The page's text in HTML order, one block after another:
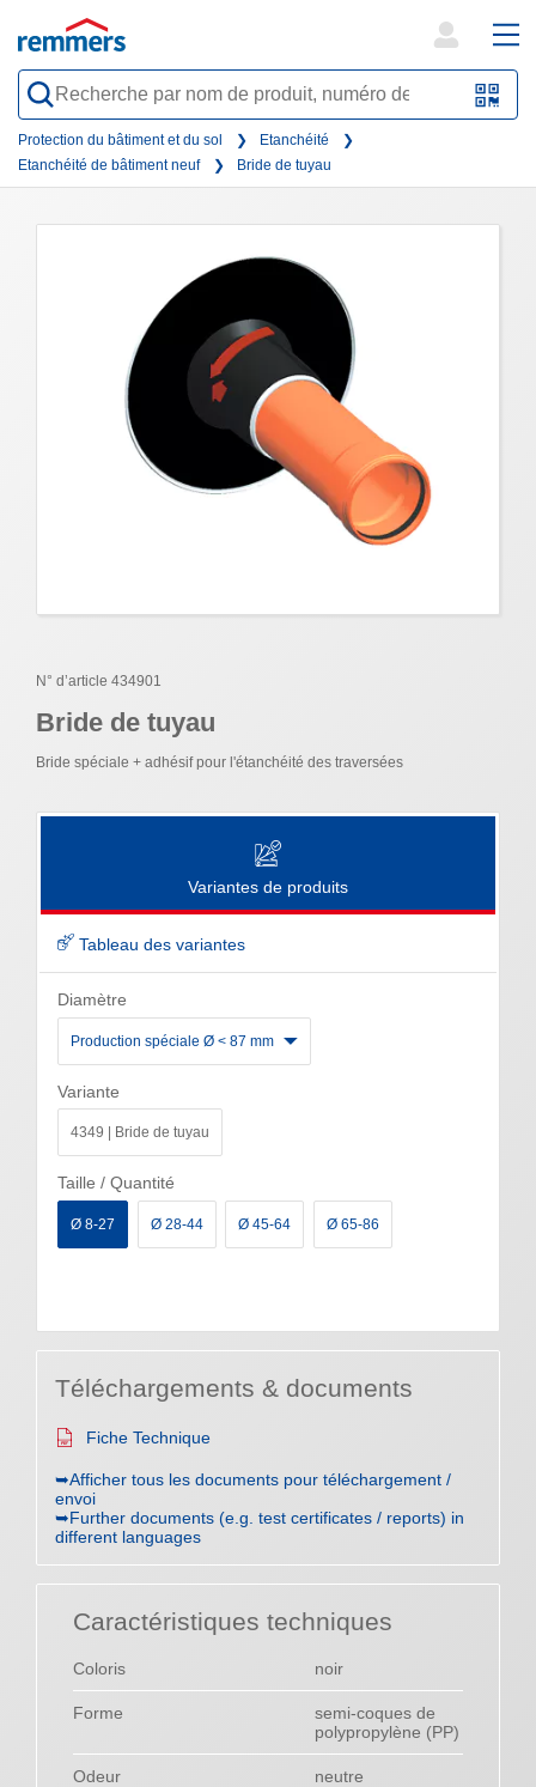
QR-
search
form
Protection du bâtiment et du sol
Etanchéité
Etanchéité de bâtiment neuf
Bride de tuyau
N° d’article 434901
Bride de tuyau
Bride spéciale + adhésif pour l'étanchéité des traversées
Variantes de produits
Tableau des variantes
Diamètre
Production spéciale Ø < 87 mm
Variante
4349 | Bride de tuyau
Taille / Quantité
Ø 8-27 Ø 28-44 Ø 45-64 Ø 65-86
Téléchargements & documents
Fiche Technique
➥Afficher tous les documents pour téléchargement /
envoi
➥Further documents (e.g. test certificates / reports) in
different languages
Caractéristiques techniques
Coloris noir
Forme
semi-coques de
polypropylène (PP)
Odeur neutre